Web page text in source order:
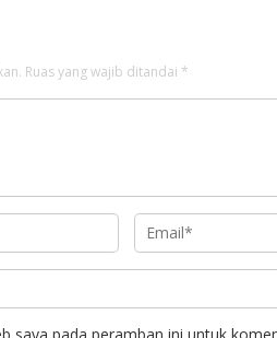
Ruas yang wajib ditandai *